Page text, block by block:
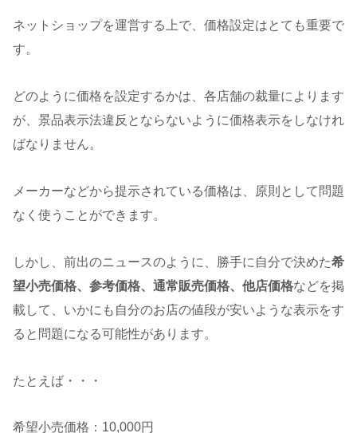
ネットショップを運営する上で、価格設定はとても重要で
す。
どのように価格を設定するかは、各店舗の裁量によります
が、景品表示法違反とならないように価格表示をしなけれ
ばなりません。
メーカーなどから提示されている価格は、原則として問題
なく使うことができます。
しかし、前出のニュースのように、勝手に自分で決めた希
望小売価格、 参考価格、通常販売価格、他店価格などを掲
載して、いかにも自分のお店の値段が安いような表示をす
ると問題になる可能性があります。
たとえば・・・
希望小売価格：10,000円